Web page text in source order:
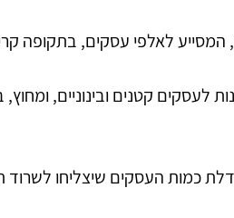
לאלפי עסקים, בתקופה
קטנים ובינוניים, ומחוץ,
כמות העסקים שיצליחו לשרוד